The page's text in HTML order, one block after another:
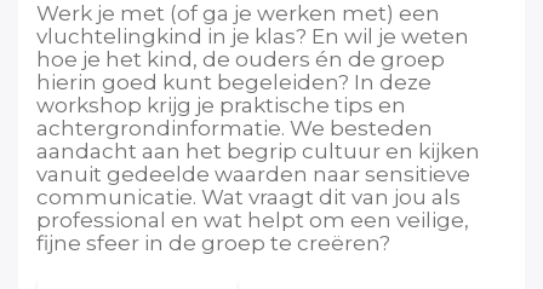
Werk je met (of ga je werken met) een
vluchtelingkind in je klas? En wil je weten
hoe je het kind, de ouders én de groep
hierin goed kunt begeleiden? In deze
workshop krijg je praktische tips en
achtergrondinformatie. We besteden
aandacht aan het begrip cultuur en kijken
vanuit gedeelde waarden naar sensitieve
communicatie. Wat vraagt dit van jou als
professional en wat helpt om een veilige,
fijne sfeer in de groep te creëren?